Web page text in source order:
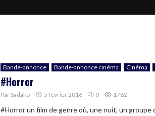
Bande-annonce Bande-annonce cinéma Cinéma
#Horror
Par Sadako 5 février 2016 0 1782
#Horror un film de genre où, une nuit, un groupe